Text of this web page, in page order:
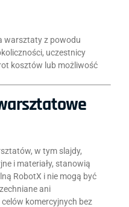
warsztaty z powodu
uczestnicy
kosztów lub możliwość
w tym slajdy,
i materiały, stanowią
RobotX i nie mogą być
ani
komercyjnych bez